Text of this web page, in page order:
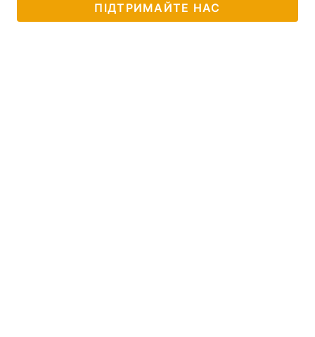
ПІДТРИМАЙТЕ НАС